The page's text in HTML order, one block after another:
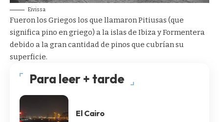
Eivissa
Fueron los Griegos los que llamaron Pitiusas (que
significa pino en griego) a la islas de Ibiza y Formentera
debido a la gran cantidad de pinos que cubrían su
superficie.
Para leer + tarde
El Cairo